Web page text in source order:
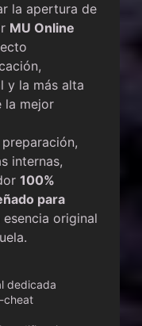
la apertura de
MU Online
y la más alta
la mejor
internas,
100%
para
original
dedicada
cheat